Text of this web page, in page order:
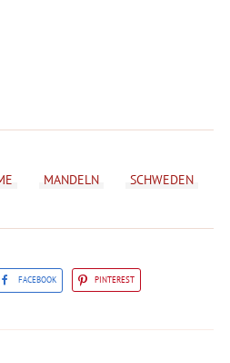
MANDELN SCHWEDEN
FACEBOOK PINTEREST